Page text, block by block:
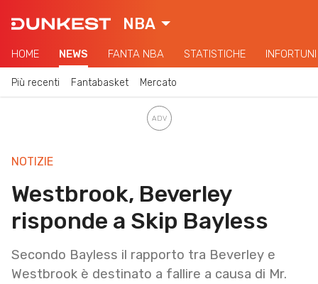
NBA
HOME NEWS FANTA NBA STATISTICHE INFORTUNI
Più recenti Fantabasket Mercato
NOTIZIE
Westbrook, Beverley
risponde a Skip Bayless
Secondo Bayless il rapporto tra Beverley e
Westbrook è destinato a fallire a causa di Mr.